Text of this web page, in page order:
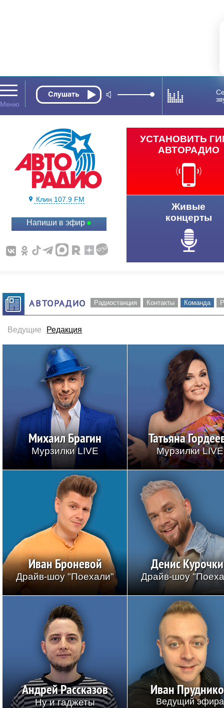
Клин 107.9 FM
Напиши в эфир
УСТАНОВИТЬ
АВТОРАДИО
Живые
концерты
АВТОРАДИО Радиостанция Контакты Команда
Ведущие Редакция
Михаил Брагин
Мурзилки LIVE
Татьяна
Мурзилки LIVE
Иван Броневой
Драйв-шоу "Поехали"
Денис
Драйв-шоу
Андрей Рассказов
Ну и гаджеты
Иван
Ведущий эфира